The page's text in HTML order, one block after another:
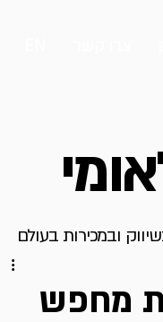
מחפש
ובמכירות בעולם